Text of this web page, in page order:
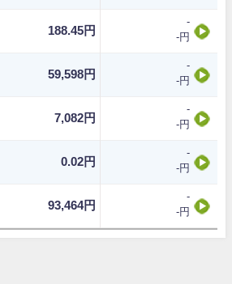
188.45円
-
-円
59,598円
-
-円
7,082円
-
-円
0.02円
-
-円
93,464円
-
-円